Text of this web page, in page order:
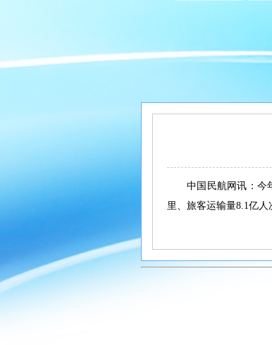
中国民航网讯：今
里、旅客运输量8.1亿人